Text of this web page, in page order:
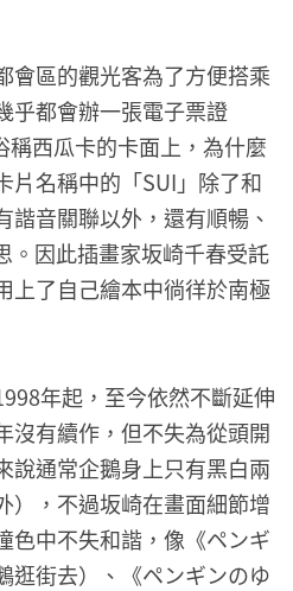
區的觀光客為了方便搭乘
乎都會辦一張電子票證
稱西瓜卡的卡面上，為什麼
片名稱中的「SUI」除了和
諧音關聯以外，還有順暢、
。因此插畫家坂崎千春受託
上了自己繪本中徜徉於南極
年起，至今依然不斷延伸
沒有續作，但不失為從頭開
說通常企鵝身上只有黑白兩
），不過坂崎在畫面細節增
色中不失和諧，像《ペンギ
逛街去）、《ペンギンのゆ